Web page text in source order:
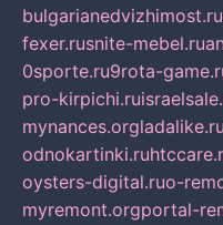
bulgarianedvizhimost.ru
fexer.rusnite-mebel.ru
0sporte.ru9rota-
pro-kirpichi.ru
mynances.orgladalike.ru
odnokartinki.ru
oysters-digital.ruo-
myremont.orgportal-